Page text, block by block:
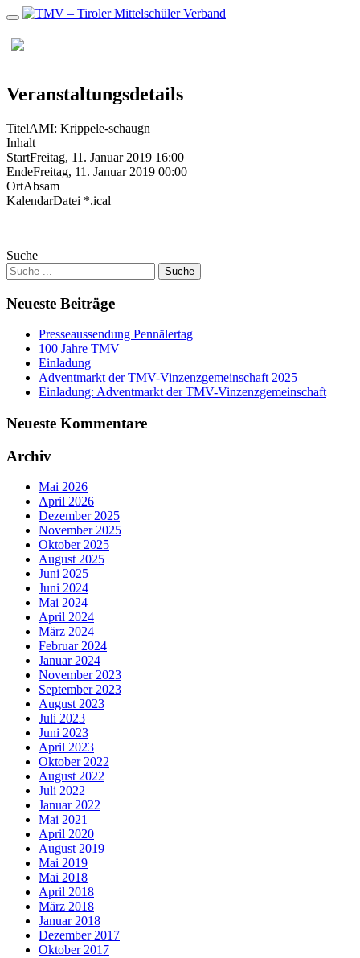
Zum
Veranstaltungsdetails
TitelAMI: Krippele-schaugn
Inhalt
StartFreitag, 11. Januar 2019 16:00
EndeFreitag, 11. Januar 2019 00:00
OrtAbsam
KalendarDatei *.ical
Suche
Neueste Beiträge
Presseaussendung Pennälertag
100 Jahre TMV
Einladung
Adventmarkt der TMV-Vinzenzgemeinschaft 2025
Einladung: Adventmarkt der TMV-Vinzenzgemeinschaft
Neueste Kommentare
Archiv
Mai 2026
April 2026
Dezember 2025
November 2025
Oktober 2025
August 2025
Juni 2025
Juni 2024
Mai 2024
April 2024
März 2024
Februar 2024
Januar 2024
November 2023
September 2023
August 2023
Juli 2023
Juni 2023
April 2023
Oktober 2022
August 2022
Juli 2022
Januar 2022
Mai 2021
April 2020
August 2019
Mai 2019
Mai 2018
April 2018
März 2018
Januar 2018
Dezember 2017
Oktober 2017